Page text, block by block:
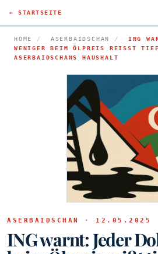
← STARTSEITE
HOME / ASERBAIDSCHAN /
ING
WENIGER BEIM ÖLPREIS REISST
SERBAIDSCHANS HAUSHALT
ASERBAIDSCHAN · 12.05.2025
ING warnt: Jeder